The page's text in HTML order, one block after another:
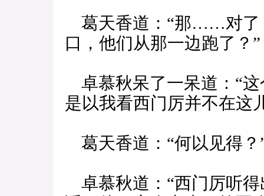
葛天香道：“那……对了
口，他们从那一边跑了？”
卓慕秋呆了一呆道：“
是以我看西门厉并不在这
葛天香道：“何以见得？
卓慕秋道：“西门厉听